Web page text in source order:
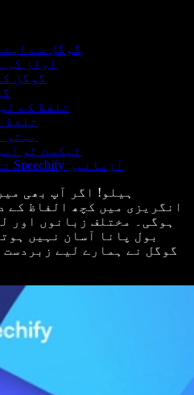
گوگل سے
آواز کی
گوگل
تلفظ کے
تلفظ
بہتر
ٹیکسٹ ٹو
تلفظ نکھارنے کے لیے Speechify آزمائیں
ہیلو! اگر آپ بھی
انگریزی میں کچھ الفاظ کے
ہوگی۔ مختلف زبانوں اور
بول پانا آسان نہیں
گوگل نے ہمارے لیے